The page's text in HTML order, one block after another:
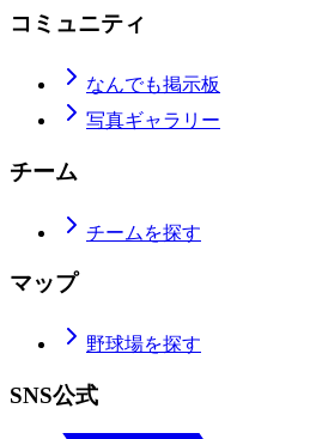
コミュニティ
なんでも掲示板
写真ギャラリー
チーム
チームを探す
マップ
野球場を探す
SNS公式